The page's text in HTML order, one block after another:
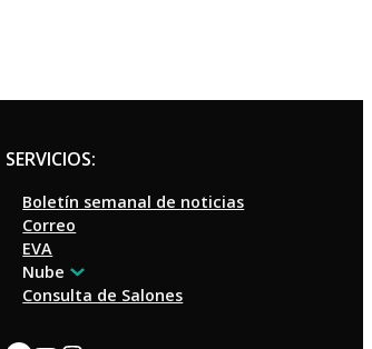
SERVICIOS:
Boletín semanal de noticias
Correo
EVA
Nube
Consulta de Salones